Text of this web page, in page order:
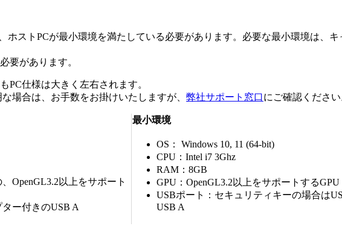
ストPCが最小環境を満たしている必要があります。必要な最小環境は、
要があります。
PC仕様は大きく左右されます。
場合は、お手数をお掛けいたしますが、 弊社サポート窓口にご確認ください
最小環境
OpenGL3.2以上をサポート
ー付きのUSB A
OS： Windows 10, 11 (64-bit)
CPU：Intel i7 3Ghz
RAM：8GB
GPU：OpenGL3.2以上をサポートするGPU
USBポート：セキュリティキーの場合は
USB A